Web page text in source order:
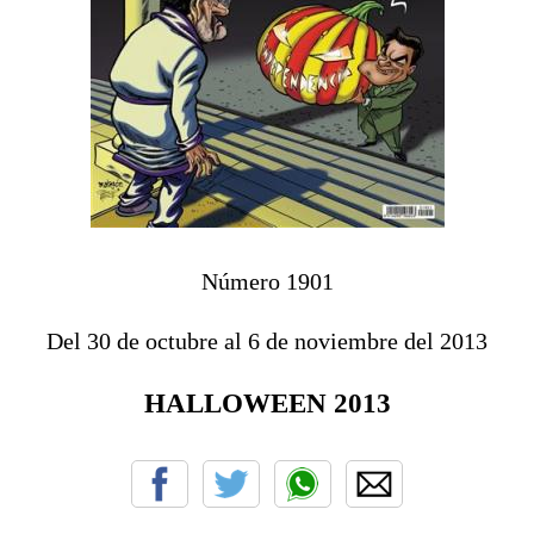
Número 1901
Del 30 de octubre al 6 de noviembre del 2013
HALLOWEEN 2013